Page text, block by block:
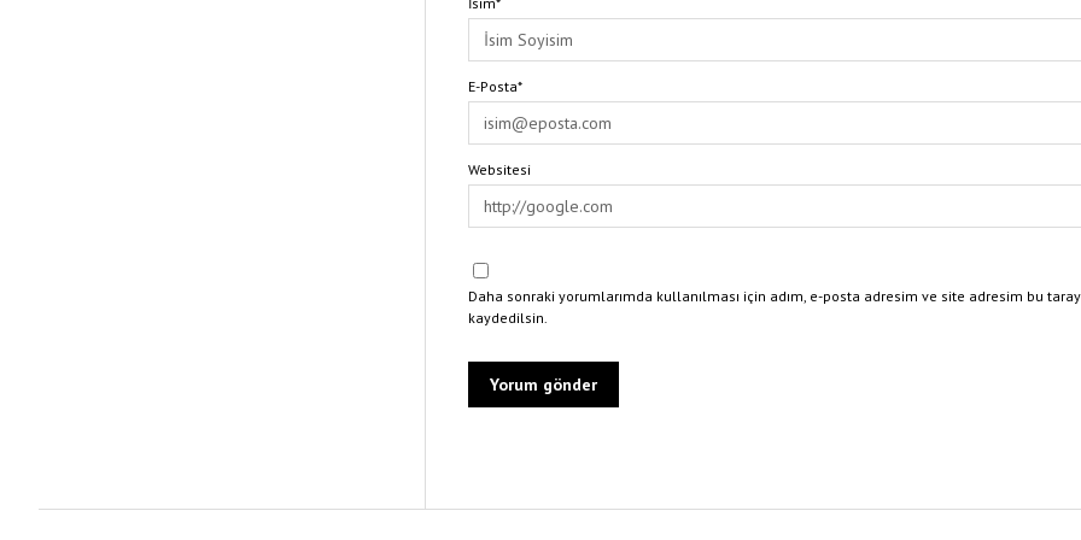
E-Posta*
Websitesi
Daha sonraki yorumlarımda kullanılması için adım, e-posta adresim ve site adresim bu
kaydedilsin.